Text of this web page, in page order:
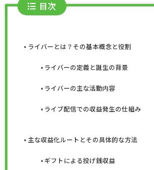
目次
ライバーとは？その基本概念と役割
ライバーの定義と誕生の背景
ライバーの主な活動内容
ライブ配信での収益発生の仕組み
主な収益化ルートとその具体的な方法
ギフトによる投げ銭収益